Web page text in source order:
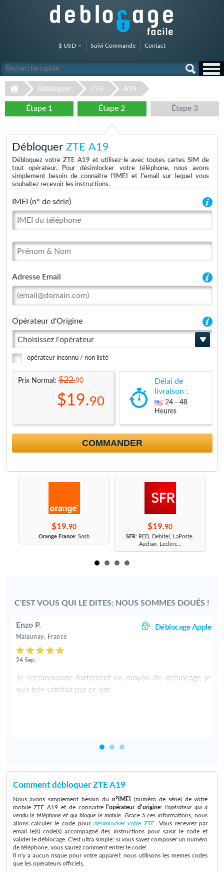
$ USD Suivi Commande Contact
Débloquer ZTE A19
Étape 1 Étape 2 Étape 3
Débloquer ZTE A19
Débloquez votre ZTE A19 et utilisez-le avec toutes cartes SIM de
tout opérateur. Pour désimlocker votre téléphone, nous avons
simplement besoin de connaitre l'IMEI et l'email sur lequel vous
souhaitez recevoir les instructions.
IMEI (n° de série)
Adresse Email
Opérateur d'Origine
Choisissez l'opérateur
opérateur inconnu / non listé
Prix Normal:$22.90
$19.90
Délai de
livraison :
24 - 48
Heures
COMMANDER
$19.90
Orange France: Sosh
$19.90
SFR: RED, Debitel, LaPoste,
Auchan, Leclerc...
C'EST VOUS QUI LE DITES: NOUS SOMMES DOUÉS !
Enzo P. Déblocage Apple
Malaunay, France
24 Sep.
Je recommande fortement ce moyen de déblocage je
suis très satisfait par ce site.
Comment débloquer ZTE A19
Nous avons simplement besoin du n°IMEI
(numéro de série) de votre
mobile ZTE A19 et de connaitre
l'opérateur d'origine: l'opérateur qui a
vendu le téléphone et qui bloque le mobile . Grace à ces informations, nous
allons calculer le code pour désimlocker votre ZTE . Vous recevrez par
email le(s) code(s) accompagné des instructions pour saisir le code et
valider le déblocage. C'est ultra simple: si vous savez composer un numéro
de téléphone, vous saurez comment entrer le code!
Il n'y a aucun risque pour votre appareil: nous utilisons les memes codes
que les opérateurs officiels.